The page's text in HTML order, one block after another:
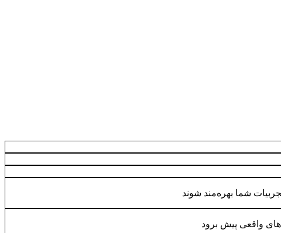
شما بهره‌مند شوند
واقعی پیش برود